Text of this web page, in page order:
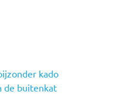
kado
de buitenkat